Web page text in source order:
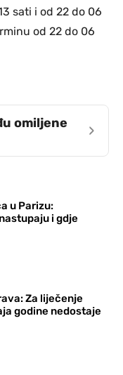
sati i od 22 do 06
od 22 do 06
omiljene
›
u Parizu:
i gdje
Za liječenje
godine nedostaje